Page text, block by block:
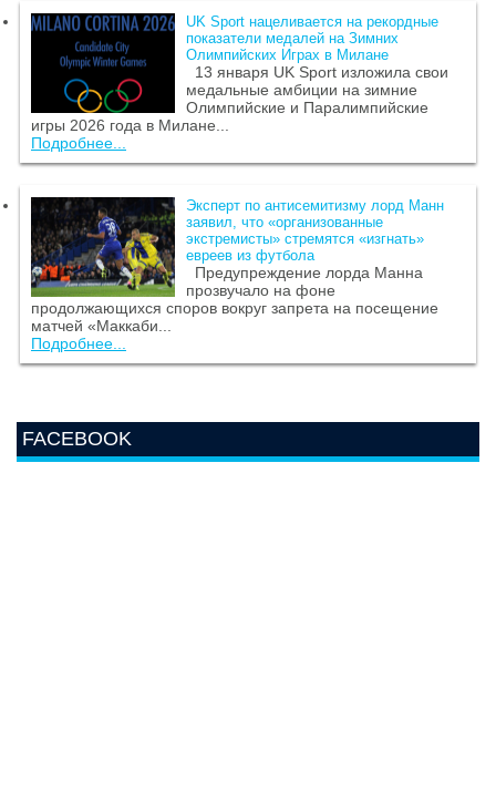
UK Sport нацеливается на рекордные
показатели медалей на Зимних
Олимпийских Играх в Милане
13 января UK Sport изложила свои
медальные амбиции на зимние
Олимпийские и Паралимпийские
игры 2026 года в Милане...
Подробнее...
Эксперт по антисемитизму лорд Манн
заявил, что «организованные
экстремисты» стремятся «изгнать»
евреев из футбола
Предупреждение лорда Манна
прозвучало на фоне
продолжающихся споров вокруг запрета на посещение
матчей «Маккаби...
Подробнее...
FACEBOOK